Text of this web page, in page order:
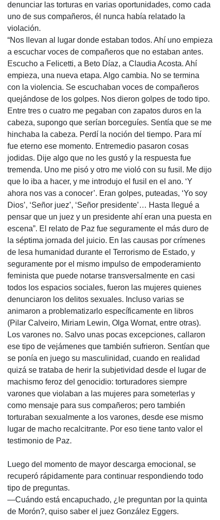
denunciar las torturas en varias oportunidades, como cada
uno de sus compañeros, él nunca había relatado la
violación.
“Nos llevan al lugar donde estaban todos. Ahí uno empieza
a escuchar voces de compañeros que no estaban antes.
Escucho a Felicetti, a Beto Díaz, a Claudia Acosta. Ahí
empieza, una nueva etapa. Algo cambia. No se termina
con la violencia. Se escuchaban voces de compañeros
quejándose de los golpes. Nos dieron golpes de todo tipo.
Entre tres o cuatro me pegaban con zapatos duros en la
cabeza, supongo que serían borceguíes. Sentía que se me
hinchaba la cabeza. Perdí la noción del tiempo. Para mí
fue eterno ese momento. Entremedio pasaron cosas
jodidas. Dije algo que no les gustó y la respuesta fue
tremenda. Uno me pisó y otro me violó con su fusil. Me dijo
que lo iba a hacer, y me introdujo el fusil en el ano. ‘Y
ahora nos vas a conocer’. Eran golpes, puteadas, ‘Yo soy
Dios’, ‘Señor juez’, ‘Señor presidente’… Hasta llegué a
pensar que un juez y un presidente ahí eran una puesta en
escena”. El relato de Paz fue seguramente el más duro de
la séptima jornada del juicio. En las causas por crímenes
de lesa humanidad durante el Terrorismo de Estado, y
seguramente por el mismo impulso de empoderamiento
feminista que puede notarse transversalmente en casi
todos los espacios sociales, fueron las mujeres quienes
denunciaron los delitos sexuales. Incluso varias se
animaron a problematizarlo específicamente en libros
(Pilar Calveiro, Miriam Lewin, Olga Wornat, entre otras).
Los varones no. Salvo unas pocas excepciones, callaron
ese tipo de vejámenes que también sufrieron. Sentían que
se ponía en juego su masculinidad, cuando en realidad
quizá se trataba de herir la subjetividad desde el lugar de
machismo feroz del genocidio: torturadores siempre
varones que violaban a las mujeres para someterlas y
como mensaje para sus compañeros; pero también
torturaban sexualmente a los varones, desde ese mismo
lugar de macho recalcitrante. Por eso tiene tanto valor el
testimonio de Paz.
Luego del momento de mayor descarga emocional, se
recuperó rápidamente para continuar respondiendo todo
tipo de preguntas.
—Cuándo está encapuchado, ¿le preguntan por la quinta
de Morón?, quiso saber el juez González Eggers.